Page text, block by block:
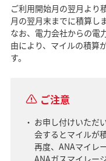
ご利用開始月の翌月より
月の翌月末までに積算しま
なお、電力会社からの電
由により、マイルの積算
す。
ご注意
お申し付けいただ
会するとマイルが
再度、ANAマイレ
ANAガスマイレー